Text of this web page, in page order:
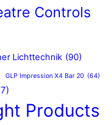
Controls
Lichttechnik (90)
GLP Impression X4 Bar 20 (64)
Products